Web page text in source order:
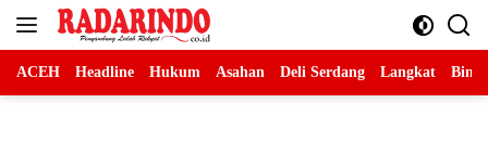
Langsung
ACEH Headline Hukum Asahan Deli Serdang Langkat